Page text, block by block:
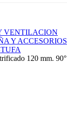
VENTILACION
Y ACCESORIOS
120 mm. 90°